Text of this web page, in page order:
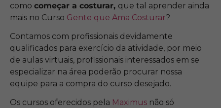
como começar a costurar, que tal aprender ainda
mais no Curso Gente que Ama Costurar?
Contamos com profissionais devidamente
qualificados para exercício da atividade, por meio
de aulas virtuais, profissionais interessados em se
especializar na área poderão procurar nossa
equipe para a compra do curso desejado.
Os cursos oferecidos pela Maximus não só